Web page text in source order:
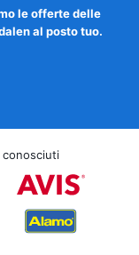
le offerte delle
al posto tuo.